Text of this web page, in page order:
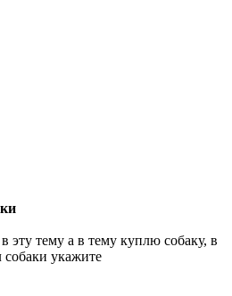
эту тему а в тему куплю собаку, в
собаки укажите